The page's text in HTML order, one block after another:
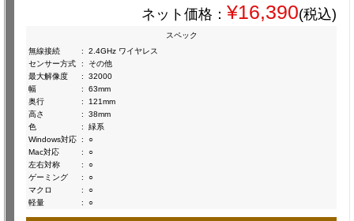
ネット価格： ¥16,390(税込)
スペック
無線接続
:
2.4GHz ワイヤレス
センサー方式
:
その他
最大解像度
:
32000
幅
:
63mm
奥行
:
121mm
高さ
:
38mm
色
:
緑系
Windows対応 :
○
Mac対応
:
○
左右対称
:
○
ゲーミング
:
○
マクロ
:
○
軽量
: ○